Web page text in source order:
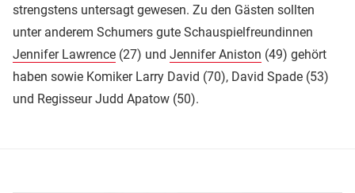
strengstens untersagt gewesen. Zu den Gästen sollten
unter anderem Schumers gute Schauspielfreundinnen
Jennifer Lawrence (27) und Jennifer Aniston (49) gehört
haben sowie Komiker Larry David (70), David Spade (53)
und Regisseur Judd Apatow (50).